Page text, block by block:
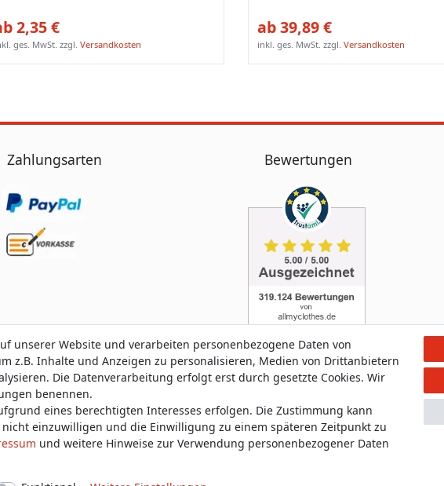
2,35 €
ges. MwSt. zzgl.Versandkosten
ab 39,89 €
inkl. ges. MwSt. zzgl.Versandkosten
Zahlungsarten Bewertungen
Daten­schutz­erklärung Widerrufs­recht Widerrufs­formular
unserer Website und verarbeiten personenbezogene Daten von
z.B. Inhalte und Anzeigen zu personalisieren, Medien von Drittanbietern
Die Datenverarbeitung erfolgt erst durch gesetzte Cookies. Wir
benennen.
eines berechtigten Interesses erfolgen. Die Zustimmung kann
einzuwilligen und die Einwilligung zu einem späteren Zeitpunkt zu
und weitere Hinweise zur Verwendung personenbezogener Daten